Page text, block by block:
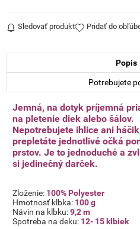
Sledovať produkt Pridať do
Popis
Potrebujete
Jemná, na dotyk príjemná
na pletenie diek alebo šálov.
Nepotrebujete ihlice ani
prepletáte jednotlivéočká
prstov.Je to jednoduché a
si jedinečný darček.
Zloženie: 100% Polyester
Hmotnosť klbka: 100 g
Návin na klbku:9,2 m
Spotreba na deku: 12- 15 klbiek